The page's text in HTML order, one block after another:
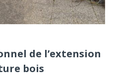
de l’extension
bois